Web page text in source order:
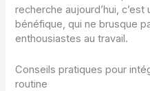
recherche aujourd’hui,
bénéfique, qui ne brusque
enthousiastes au travail.
Conseils pratiques pour
routine